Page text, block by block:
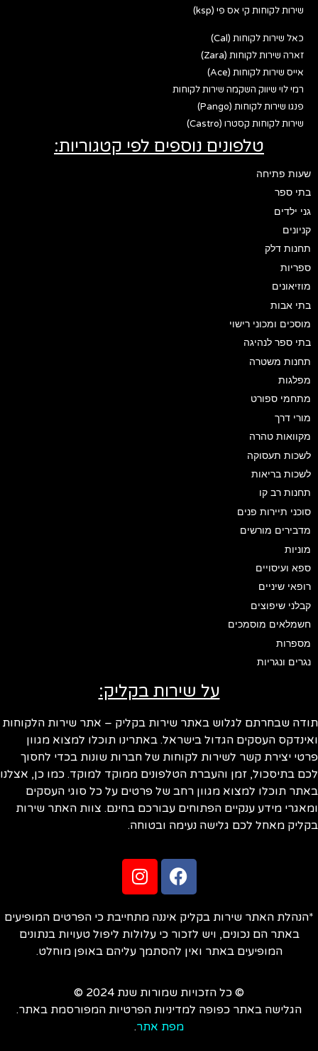
שירות לקוחות קי אס פי (ksp)
כאל שירות לקוחות (Cal)
זארה שירות לקוחות (Zara)
אייס שירות לקוחות (Ace)
רמי לוי שיווק השקמה שירות לקוחות
פנגו שירות לקוחות (Pango)
שירות לקוחות קסטרו (Castro)
טלפונים נוספים לפי קטגוריות:
שעות פתיחה
בתי ספר
גני ילדים
קניונים
תחנות דלק
ספריות
מוזיאונים
בתי אבות
מוסכים ומכוני רישוי
בתי ספר לנהיגה
תחנות משטרה
מפלגות
מתחמי ספורט
מורי דרך
מקוואות טהרה
לשכות תעסוקה
לשכות בריאות
תחנות רב קו
סוכני תיירות פנים
מדבירים מורשים
מוניות
ספא ועיסויים
רופאי שיניים
קבלני שיפוצים
חשמלאים מוסמכים
מספרות
נגרים ונגריות
על שירות בקליק:
שבחרתם לגלוש באתר שירות בקליק – אתר שירות הלקוחות
העסקים הגדול בישראל. באתרינו תוכלו למצוא מגוון
יצירת קשר לשירות לקוחות של חברות שונות בכדי לחסוך
בתיסכול, זמן והעברת הטלפונים ממוקד למוקד. כמו כן, אצלנו
תוכלו למצוא מגוון רחב של פרטים על כל סוגי העסקים
מידע ענקיים הפתוחים עבורכם בחינם. צוות האתר שירות
מאחל לכם גלישה נעימה ובטוחה.
האתר שירות בקליק איננה מתחייבת כי הפרטים המופיעים
באתר הם נכונים, ויש לזכור כי עלולות ליפול טעויות בנתונים
המופיעים באתר ואין להסתמך עליהם באופן מוחלט.
© כל הזכויות שמורות שנת 2024 ©
הגלישה באתר כפופה למדיניות הפרטיות המפורסמת באתר.
מפת אתר.